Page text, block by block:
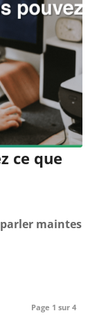
ce que
maintes
Page 1 sur 4